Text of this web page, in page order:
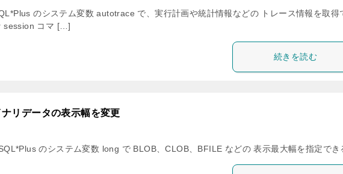
のシステム変数 autotrace で、実行計画や統計情報などの トレース情報を取得
session コマ […]
続きを読む
リデータの表示幅を変更
のシステム変数 long で BLOB、CLOB、BFILE などの 表示最大幅を指定でき